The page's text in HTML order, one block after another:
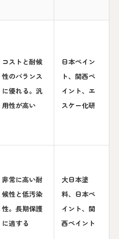
コストと耐候
性のバランス
に優れる。汎
用性が高い
日本ペイン
ト、関西ペ
イント、エ
スケー化研
非常に高い耐
候性と低汚染
性。長期保護
に適する
大日本塗
料、日本ペ
イント、関
西ペイント